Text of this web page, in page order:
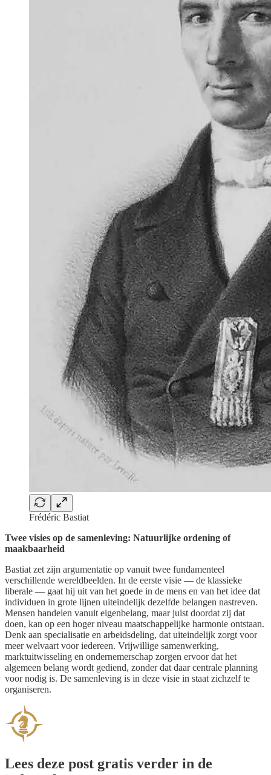
Frédéric Bastiat
Twee visies op de samenleving: Natuurlijke ordening of
maakbaarheid
Bastiat zet zijn argumentatie op vanuit twee fundamenteel
verschillende wereldbeelden. In de eerste visie — de klassieke
liberale — gaat hij uit van het goede in de mens en van het idee dat
individuen in grote lijnen uiteindelijk dezelfde belangen nastreven.
Mensen handelen vanuit eigenbelang, maar juist doordat zij dat
doen, kan op een hoger niveau maatschappelijke harmonie ontstaan.
Denk aan specialisatie en arbeidsdeling, dat uiteindelijk zorgt voor
meer welvaart voor iedereen. Vrijwillige samenwerking,
marktuitwisseling en ondernemerschap zorgen ervoor dat het
algemeen belang wordt gediend, zonder dat daar centrale planning
voor nodig is. De samenleving is in deze visie in staat zichzelf te
organiseren.
Lees deze post gratis verder in de